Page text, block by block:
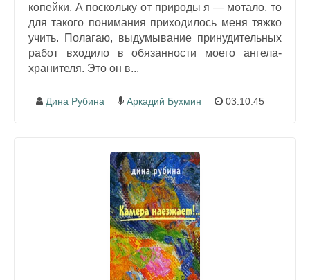
копейки. А поскольку от природы я — мотало, то
для такого понимания приходилось меня тяжко
учить. Полагаю, выдумывание принудительных
работ входило в обязанности моего ангела-
хранителя. Это он в...
Дина Рубина Аркадий Бухмин 03:10:45